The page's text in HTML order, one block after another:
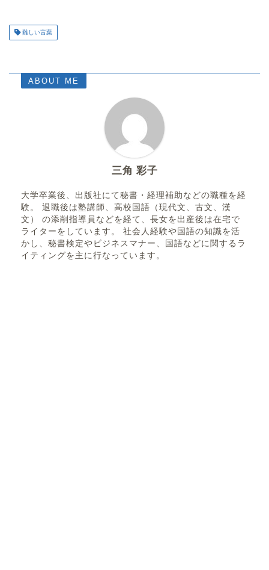
難しい言葉
ABOUT ME
三角 彩子
大学卒業後、出版社にて秘書・経理補助などの職種を経
験。 退職後は塾講師、高校国語（現代文、古文、漢
文） の添削指導員などを経て、長女を出産後は在宅で
ライターをしています。 社会人経験や国語の知識を活
かし、秘書検定やビジネスマナー、国語などに関するラ
イティングを主に行なっています。